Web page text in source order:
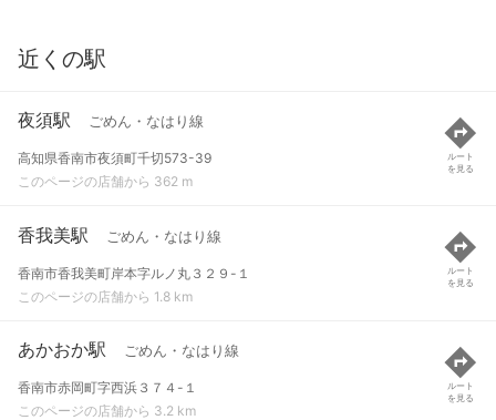
近くの駅
夜須駅 ごめん・なはり線
高知県香南市夜須町千切573-39
このページの店舗から 362 m
ルート
を見る
香我美駅 ごめん・なはり線
香南市香我美町岸本字ルノ丸３２９-１
このページの店舗から 1.8 km
ルート
を見る
あかおか駅 ごめん・なはり線
香南市赤岡町字西浜３７４-１
このページの店舗から 3.2 km
ルート
を見る